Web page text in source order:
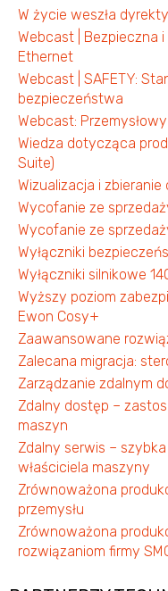
W życie weszła
Webcast | Bezpieczna
Ethernet
Webcast | SAFETY:
bezpieczeństwa
Webcast:
Wiedza dotycząca
Suite)
Wizualizacja i
Wycofanie ze
Wycofanie ze
Wyłączniki
Wyłączniki silnikowe
Wyższy poziom
Ewon Cosy+
Zaawansowane
Zalecana migracja:
Zarządzanie zdalnym
Zdalny dostęp –
maszyn
Zdalny serwis –
właściciela maszyny
Zrównoważona
przemysłu
Zrównoważona
rozwiązaniom firmy